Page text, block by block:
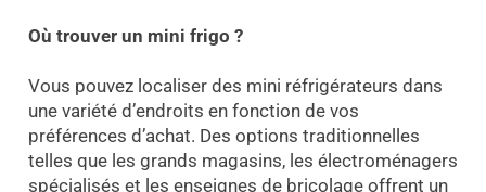
Où trouver un mini frigo ?
Vous pouvez localiser des mini réfrigérateurs dans
une variété d’endroits en fonction de vos
préférences d’achat. Des options traditionnelles
telles que les grands magasins, les électroménagers
spécialisés et les enseignes de bricolage offrent un